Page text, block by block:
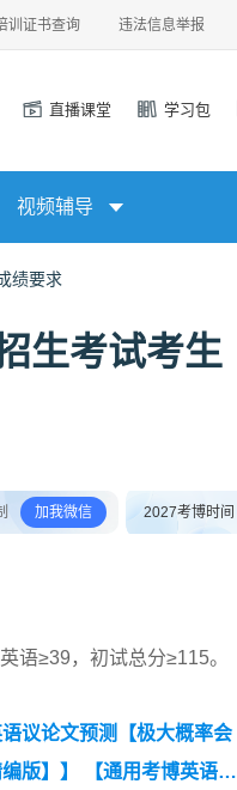
训证书查询 违法信息举报
直播课堂 学习包
视频辅导
绩要求
生考试考生
加我微信 2027考博时间
语≥39，初试总分≥115。
语议论文预测【极大概率会
版】】
【通用考博英语高